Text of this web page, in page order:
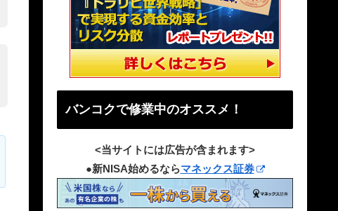
バンコクで修業中のオススメ！
<当サイトには広告が含まれます>
●新NISA始めるならマネックス証券